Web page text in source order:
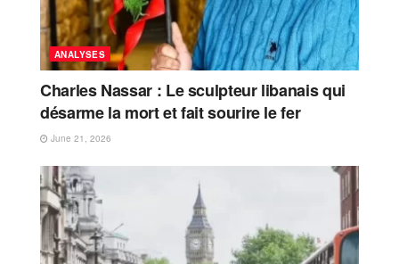
ANALYSES
Charles Nassar : Le sculpteur libanais qui
désarme la mort et fait sourire le fer
June 21, 2026